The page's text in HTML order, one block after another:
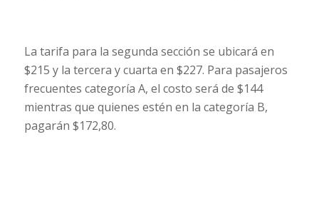
La tarifa para la segunda sección se ubicará en
$215 y la tercera y cuarta en $227. Para pasajeros
frecuentes categoría A, el costo será de $144
mientras que quienes estén en la categoría B,
pagarán $172,80.